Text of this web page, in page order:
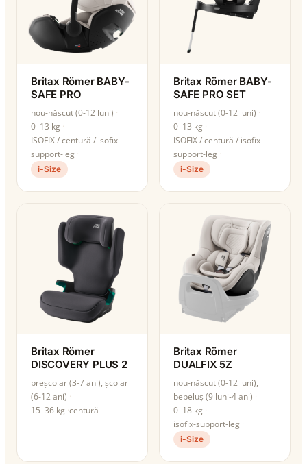
Britax Römer BABY-
SAFE PRO
nou-născut (0-12 luni)
0–13 kg
ISOFIX / centură / isofix-
support-leg
i-Size
Britax Römer BABY-
SAFE PRO SET
nou-născut (0-12 luni)
0–13 kg
ISOFIX / centură / isofix-
support-leg
i-Size
Britax Römer
DISCOVERY PLUS 2
preșcolar (3-7 ani), școlar
(6-12 ani)
15–36 kg centură
Britax Römer
DUALFIX 5Z
nou-născut (0-12 luni),
bebeluș (9 luni-4 ani)
0–18 kg
isofix-support-leg
i-Size